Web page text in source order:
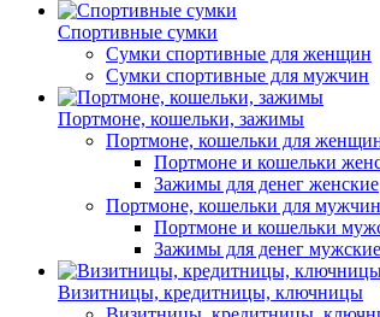
Спортивные сумки
Сумки спортивные для женщин
Сумки спортивные для мужчин
Портмоне, кошельки, зажимы
Портмоне, кошельки для
Портмоне и кошельки
Зажимы для денег женские
Портмоне, кошельки для мужчин
Портмоне и кошельки
Зажимы для денег мужские
Визитницы, кредитницы, ключницы